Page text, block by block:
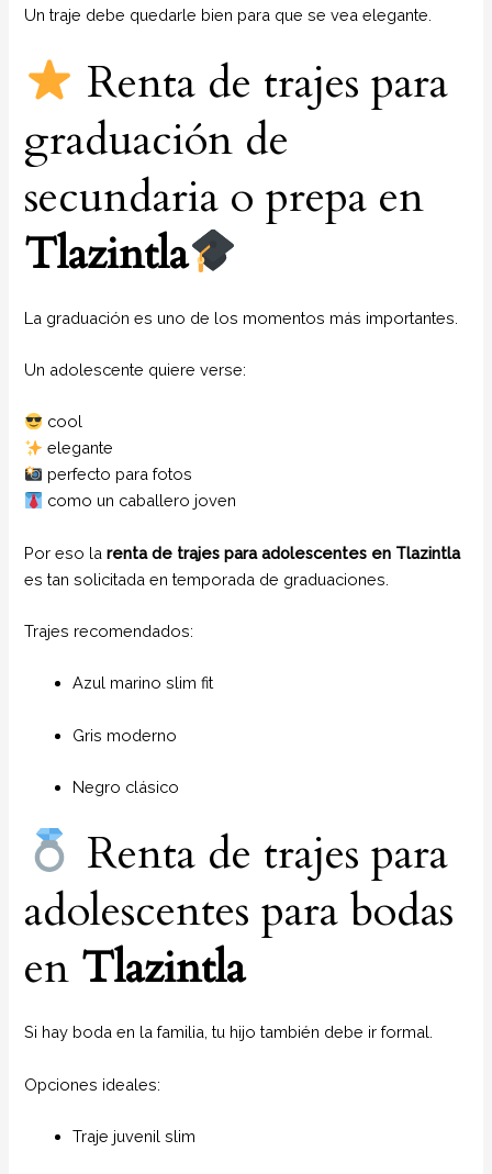
Un traje debe quedarle bien para que se vea elegante.
Renta de trajes para
graduación de
secundaria o prepa en
Tlazintla
La graduación es uno de los momentos más importantes.
Un adolescente quiere verse:
cool
elegante
perfecto para fotos
como un caballero joven
Por eso larenta de trajes para adolescentes en Tlazintla
es tan solicitada en temporada de graduaciones.
Trajes recomendados:
Azul marino slim fit
Gris moderno
Negro clásico
Renta de trajes para
adolescentes para bodas
en Tlazintla
Si hay boda en la familia, tu hijo también debe ir formal.
Opciones ideales:
Traje juvenil slim